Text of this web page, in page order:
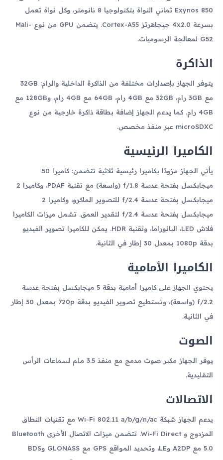
Exynos 850 ثماني النواة بتكنولوجيا 8 نانومتر، وكل نواة تعمل
بسرعة 4x2.0 جيجاهرتز Cortex-A55. يتضمن GPU من نوع Mali-
G52 لمعالجة الرسوميات.
الذاكرة
يتوفر الجهاز بإصدارات مختلفة من الذاكرة الداخلية والرام: 32GB
مع 3GB رام، 32GB مع 4GB رام، 64GB مع 4GB رام، و128GB مع
4GB رام. كما يدعم الجهاز إضافة بطاقة ذاكرة خارجية من نوع
microSDXC عبر منفذ مخصص.
الكاميرا الرئيسية
يأتي الجهاز مزودًا بكاميرا رئيسية ثلاثية تتضمن: كاميرا 50
ميجابكسل بفتحة عدسة f/1.8 (واسعة) مع تقنية PDAF، وكاميرا 2
ميجابكسل بفتحة عدسة f/2.4 للتصوير الماكرو، وكاميرا 2
ميجابكسل بفتحة عدسة f/2.4 لتقدير العمق. تشمل ميزات الكاميرا
فلاش LED، البانوراما، وتقنية HDR. يمكن للكاميرا تصوير الفيديو
بدقة 1080p بمعدل 30 إطار في الثانية.
الكاميرا الأمامية
يحتوي الجهاز على كاميرا أمامية بدقة 5 ميجابكسل بفتحة عدسة
f/2.2 (واسعة)، وتستطيع تصوير الفيديو بدقة 720p بمعدل 30 إطار
في الثانية.
الصوت
يوفر الجهاز مكبر صوت مدمج مع منفذ 3.5 ملم لسماعات الرأس
التقليدية.
الاتصالات
يدعم الجهاز شبكة Wi-Fi 802.11 a/b/g/n/ac مع تقنيات النطاق
المزدوج و Wi-Fi Direct. تتضمن ميزات الاتصال الأخرى Bluetooth
5.0 مع A2DP وLE، وتحديد المواقع GPS مع GLONASS وBDS